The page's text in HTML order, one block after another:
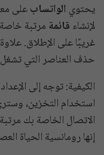
يحتوي الواتسابعلى
لإنشاء قائمةمرتبة
غريبًا على الإطلاق.
حذف العناصر التي
الكيفية: توجه إلى
استخدام التخزين،
الاتصال الخاصة بك
إنها رومانسية الحياة